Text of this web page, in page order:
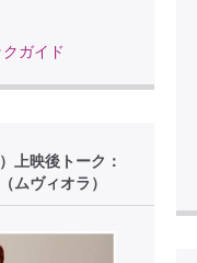
クガイド
上映後トーク：
ムヴィオラ）